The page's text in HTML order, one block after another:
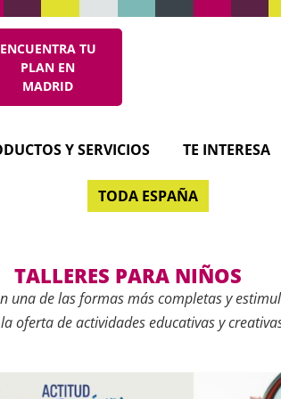
ENCUENTRA TU
PLAN EN
MADRID
Y SERVICIOS TE INTERESA
TODA ESPAÑA
TALLERES PARA NIÑOS
una de las formas más completas y
oferta de actividades educativas y
renovación, con propuestas que se